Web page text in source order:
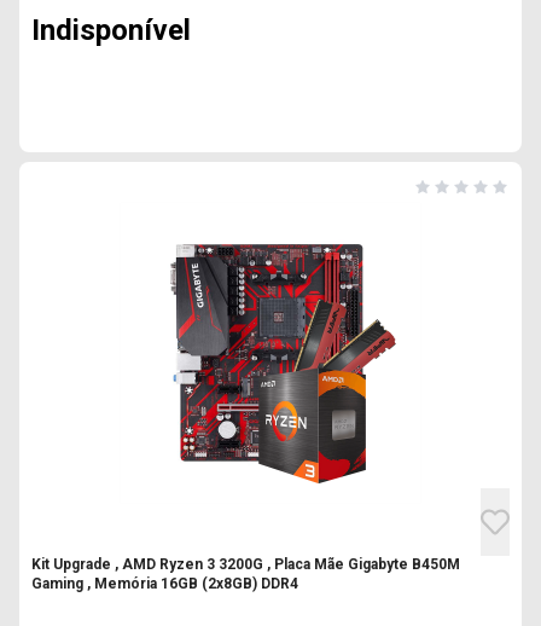
Indisponível
Kit Upgrade , AMD Ryzen 3 3200G , Placa Mãe Gigabyte B450M
Gaming , Memória 16GB (2x8GB) DDR4